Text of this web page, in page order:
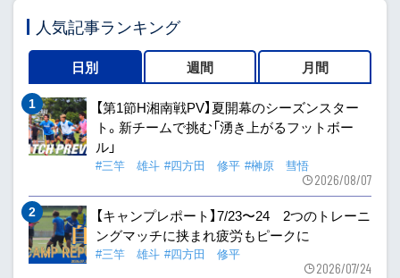
人気記事ランキング
日別 週間 月間
【第1節H湘南戦PV】夏開幕のシーズンスター
ト。新チームで挑む「湧き上がるフットボー
ル」
#三竿 雄斗 #四方田 修平 #榊原 彗悟
2026/08/07
【キャンプレポート】7/23〜24 2つのトレーニ
ングマッチに挟まれ疲労もピークに
#三竿 雄斗 #四方田 修平
2026/07/24